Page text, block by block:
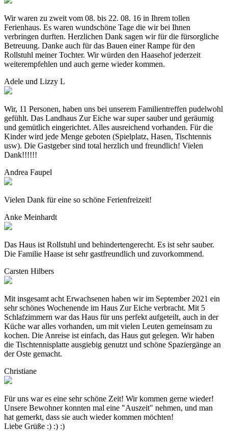
Wir waren zu zweit vom 08. bis 22. 08. 16 in Ihrem tollen
Ferienhaus. Es waren wundschöne Tage die wir bei Ihnen
verbringen durften. Herzlichen Dank sagen wir für die fürsorgliche
Betreuung. Danke auch für das Bauen einer Rampe für den
Rollstuhl meiner Tochter. Wir würden den Haasehof jederzeit
weiterempfehlen und auch gerne wieder kommen.
Adele und Lizzy L
Wir, 11 Personen, haben uns bei unserem Familientreffen pudelwohl
gefühlt. Das Landhaus Zur Eiche war super sauber und geräumig
und gemütlich eingerichtet. Alles ausreichend vorhanden. Für die
Kinder wird jede Menge geboten (Spielplatz, Hasen, Tischtennis
usw). Die Gastgeber sind total herzlich und freundlich! Vielen
Dank!!!!!!
Andrea Faupel
Vielen Dank für eine so schöne Ferienfreizeit!
Anke Meinhardt
Das Haus ist Rollstuhl und behindertengerecht. Es ist sehr sauber.
Die Familie Haase ist sehr gastfreundlich und zuvorkommend.
Carsten Hilbers
Mit insgesamt acht Erwachsenen haben wir im September 2021 ein
sehr schönes Wochenende im Haus Zur Eiche verbracht. Mit 5
Schlafzimmern war das Haus für uns perfekt aufgeteilt, auch in der
Küche war alles vorhanden, um mit vielen Leuten gemeinsam zu
kochen. Die Anreise ist einfach, das Haus gut gelegen. Wir haben
die Tischtennisplatte ausgiebig genutzt und schöne Spaziergänge an
der Oste gemacht.
Christiane
Für uns war es eine sehr schöne Zeit! Wir kommen gerne wieder!
Unsere Bewohner konnten mal eine "Auszeit" nehmen, und man
hat gemerkt, dass sie auch wieder kommen möchten!
Liebe Grüße :) :) :)